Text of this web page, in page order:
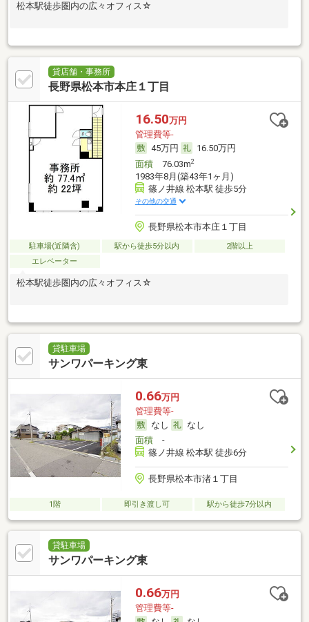
松本駅徒歩圏内の広々オフィス☆
貸店舗・事務所
長野県松本市本庄１丁目
16.50万円
管理費等-
45万円
16.50万円
面積76.03m2
1983年8月(築43年1ヶ月)
篠ノ井線 松本駅 徒歩5分
その他の交通
長野県松本市本庄１丁目
駐車場(近隣含) 駅から徒歩5分以内
2階以上
エレベーター
松本駅徒歩圏内の広々オフィス☆
貸駐車場
サンワパーキング東
0.66万円
管理費等-
なし
なし
面積-
篠ノ井線 松本駅 徒歩6分
長野県松本市渚１丁目
1階 即引き渡し可 駅から徒歩7分以内
貸駐車場
サンワパーキング東
0.66万円
管理費等-